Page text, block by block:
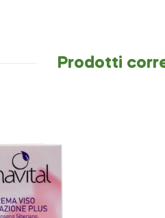
Prodotti